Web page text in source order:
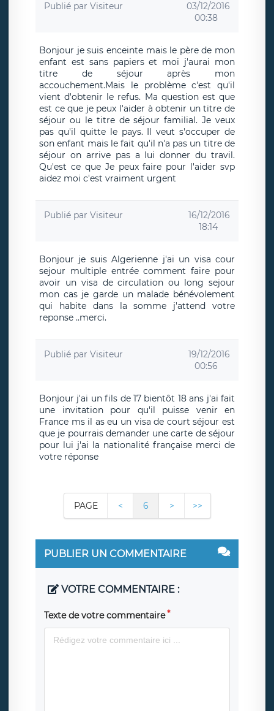
Publié par Visiteur
03/12/2016
00:38
Bonjour je suis enceinte mais le père de mon
enfant est sans papiers et moi j'aurai mon
titre de séjour après mon
accouchement.Mais le problème c'est qu'il
vient d'obtenir le refus. Ma question est que
est ce que je peux l'aider à obtenir un titre de
séjour ou le titre de séjour familial. Je veux
pas qu'il quitte le pays. Il veut s'occuper de
son enfant mais le fait qu'il n'a pas un titre de
séjour on arrive pas a lui donner du travil.
Qu'est ce que Je peux faire pour l'aider svp
aidez moi c'est vraiment urgent
Publié par Visiteur
16/12/2016
18:14
Bonjour je suis Algerienne j'ai un visa cour
sejour multiple entrée comment faire pour
avoir un visa de circulation ou long sejour
mon cas je garde un malade bénévolement
qui habite dans la somme j'attend votre
reponse ..merci.
Publié par Visiteur
19/12/2016
00:56
Bonjour j'ai un fils de 17 bientôt 18 ans j'ai fait
une invitation pour qu'il puisse venir en
France ms il as eu un visa de court séjour est
que je pourrais demander une carte de séjour
pour lui j'ai la nationalité française merci de
votre réponse
PAGE < 6 > >>
PUBLIER UN COMMENTAIRE
VOTRE COMMENTAIRE :
Texte de votre commentaire